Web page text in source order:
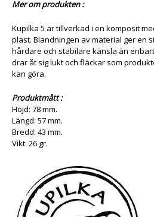
Mer om produkten :
Kupilka 5 är tillverkad i en komposit
plast. Blandningen av material ger en
hårdare och stabilare känsla än
drar åt sig lukt och fläckar som
kan göra.
Produktmått :
Höjd: 78 mm.
Längd: 57 mm.
Bredd: 43 mm.
Vikt: 26 gr.